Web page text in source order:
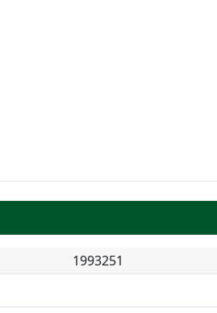
1993251